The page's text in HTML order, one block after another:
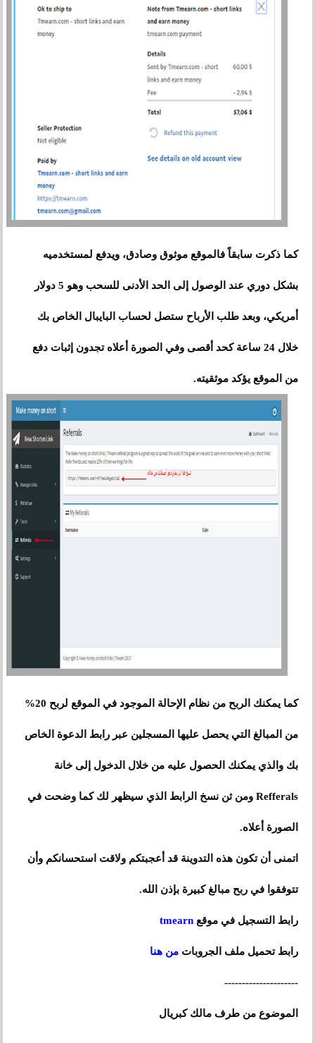
كما ذكرت سابقاً فالموقع موثوق وصادق، ويدفع لمستخدميه
بشكل دوري عند الوصول إلى الحد الأدنى للسحب وهو 5 دولار
أمريكي، وبعد طلب الأرباح ستصل لحساب البايبال الخاص بك
خلال 24 ساعة كحد أقصى وفي الصورة أعلاه تجدون إثبات دفع
من الموقع يؤكد موثقيته.
كما يمكنك الربح من نظام الإحالة الموجود في الموقع لربح 20%
من المبالغ التي يحصل عليها المسجلين عبر رابط الدعوة الخاص
بك والذي يمكنك الحصول عليه من خلال الدخول إلى خانة
Refferals ومن ثن نسخ الرابط الذي سيظهر لك كما وضحت في
الصورة أعلاه.
اتمنى أن تكون هذه التدوينة قد أعجبتكم ولاقت استحسانكم وأن
تتوفقوا في ربح مبالغ كبيرة بإذن الله.
رابط التسجيل في موقع tmearn
رابط تحميل ملف الجروباتمن هنا
---------------------
الموضوع من طرف مالك كبريال